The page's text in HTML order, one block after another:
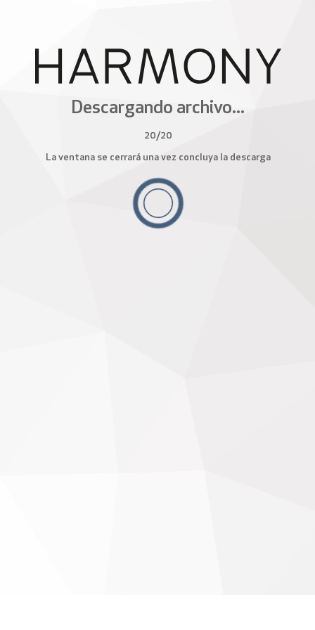
Descargando archivo...
20/20
La ventana se cerrará una vez concluya la descarga